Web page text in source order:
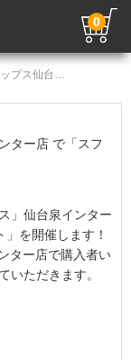
0
【イベント情報】4月12日 ナップス仙台泉インター店 で「スフィアLED取付工賃無料」イベント開催／HIDキット｜LEDヘッドライト販売のスフィアライト
ター店 で「スフ
」仙台泉インター
を開催します！
ター店で購入者い
いただきます。